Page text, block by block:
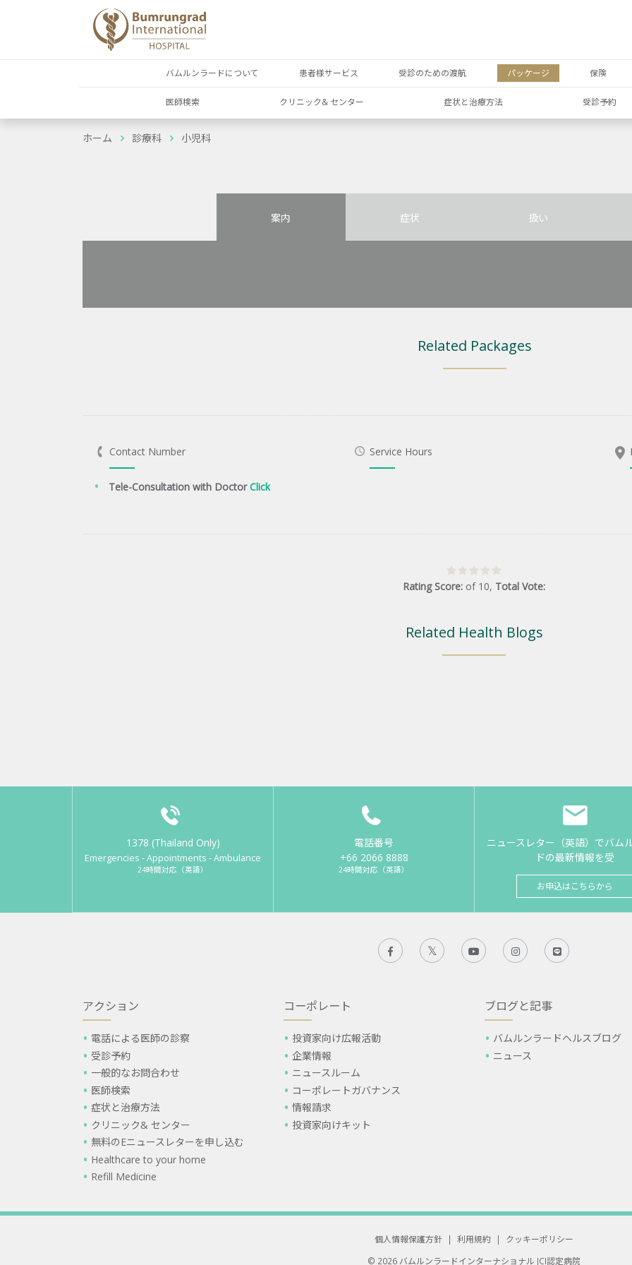
バムルンラードについて 患者様サービス 受診のための渡航 パッケージ 保険
医師検索 クリニック& センター 症状と治療方法 受診予約
ホーム 診療科 小児科
案内 症状 扱い
Related Packages
Contact Number
Tele-Consultation with DoctorClick
Service Hours
Rating Score: of 10, Total Vote:
Related Health Blogs
1378 (Thailand Only)
Emergencies - Appointments - Ambulance
24時間対応（英語）
電話番号
+66 2066 8888
24時間対応（英語）
ニュースレター（英語）でバム
ドの最新情報を受
お申込はこちらから
アクション
電話による医師の診察
受診予約
一般的なお問合わせ
医師検索
症状と治療方法
クリニック& センター
無料のEニュースレターを申し込む
Healthcare to your home
Refill Medicine
コーポレート
投資家向け広報活動
企業情報
ニュースルーム
コーポレートガバナンス
情報請求
投資家向けキット
ブログと記事
バムルンラードヘルスブログ
ニュース
個人情報保護方針 | 利用規約 |
クッキーポリシー
© 2026 バムルンラードインターナショナル JCI認定病院